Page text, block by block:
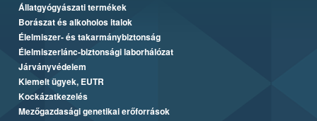
Állatgyógyászati termékek
Borászat és alkoholos italok
Élelmiszer- és takarmánybiztonság
Élelmiszerlánc-biztonsági laborhálózat
Járványvédelem
Kiemelt ügyek, EUTR
Kockázatkezelés
Mezőgazdasági genetikai erőforrások